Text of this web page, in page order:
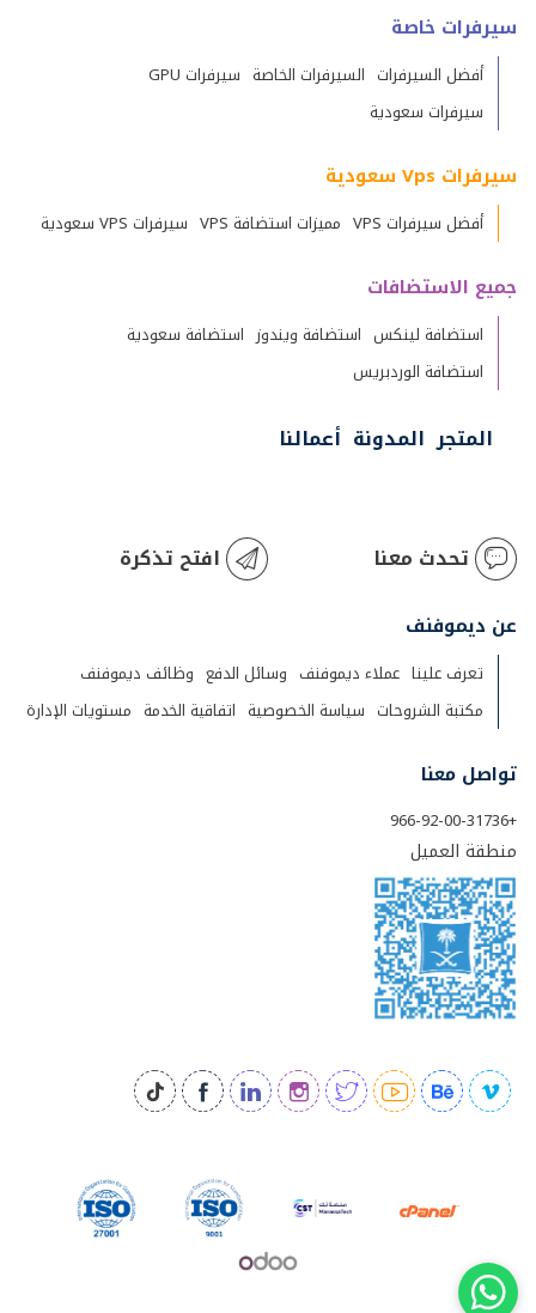
سيرفرات خاصة
أفضل السيرفرات السيرفرات الخاصة سيرفرات GPU
سيرفرات سعودية
سيرفرات Vps سعودية
أفضل سيرفرات VPS مميزات استضافة VPS سيرفرات VPS سعودية
جميع الاستضافات
استضافة لينكس استضافة ويندوز استضافة سعودية
استضافة الوردبريس
المتجر المدونة أعمالنا
تحدث معنا افتح تذكرة
عن ديموفنف
تعرف علينا عملاء ديموفنف وسائل الدفع وظائف ديموفنف
مكتبة الشروحات سياسة الخصوصية اتفاقية الخدمة مستويات الإدارة
تواصل معنا
+966-92-00-31736
منطقة العميل